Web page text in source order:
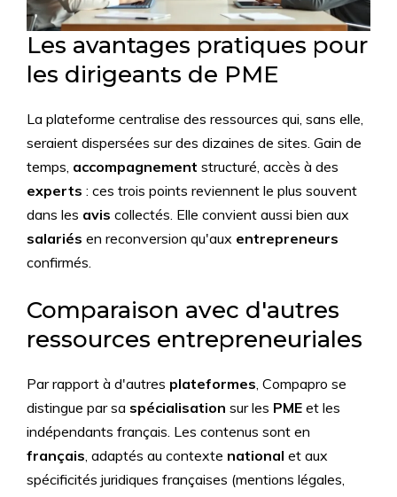
Les avantages pratiques pour
les dirigeants de PME
La plateforme centralise des ressources qui, sans elle,
seraient dispersées sur des dizaines de sites. Gain de
temps, accompagnement structuré, accès à des
experts : ces trois points reviennent le plus souvent
dans les avis collectés. Elle convient aussi bien aux
salariés en reconversion qu'aux entrepreneurs
confirmés.
Comparaison avec d'autres
ressources entrepreneuriales
Par rapport à d'autres plateformes, Compapro se
distingue par sa spécialisation sur les PME et les
indépendants français. Les contenus sont en
français, adaptés au contexte national et aux
spécificités juridiques françaises (mentions légales,